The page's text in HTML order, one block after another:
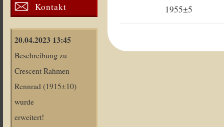
Kontakt
20.04.2023 13:45
Beschreibung zu
Crescent Rahmen
Rennrad (1915±10)
wurde
erweitert!
1955±5